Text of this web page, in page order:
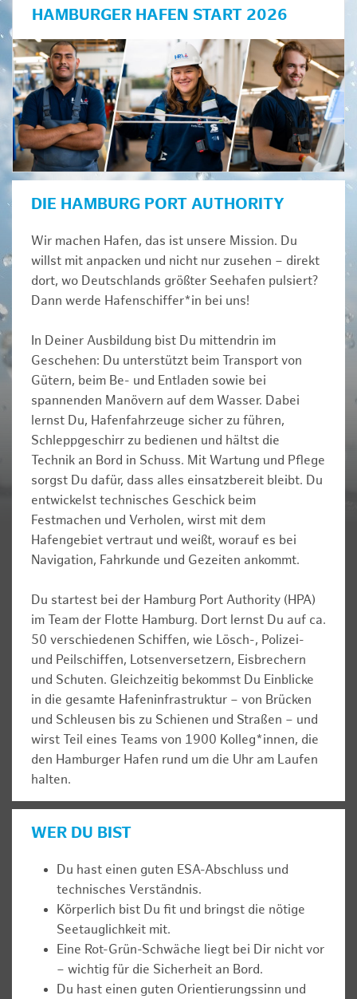
HAMBURGER HAFEN START 2026
DIE HAMBURG PORT AUTHORITY
Wir machen Hafen, das ist unsere Mission. Du
willst mit anpacken und nicht nur zusehen – direkt
dort, wo Deutschlands größter Seehafen pulsiert?
Dann werde Hafenschiffer*in bei uns!
In Deiner Ausbildung bist Du mittendrin im
Geschehen: Du unterstützt beim Transport von
Gütern, beim Be- und Entladen sowie bei
spannenden Manövern auf dem Wasser. Dabei
lernst Du, Hafenfahrzeuge sicher zu führen,
Schleppgeschirr zu bedienen und hältst die
Technik an Bord in Schuss. Mit Wartung und Pflege
sorgst Du dafür, dass alles einsatzbereit bleibt. Du
entwickelst technisches Geschick beim
Festmachen und Verholen, wirst mit dem
Hafengebiet vertraut und weißt, worauf es bei
Navigation, Fahrkunde und Gezeiten ankommt.
Du startest bei der Hamburg Port Authority (HPA)
im Team der Flotte Hamburg. Dort lernst Du auf ca.
50 verschiedenen Schiffen, wie Lösch-, Polizei-
und Peilschiffen, Lotsenversetzern, Eisbrechern
und Schuten. Gleichzeitig bekommst Du Einblicke
in die gesamte Hafeninfrastruktur – von Brücken
und Schleusen bis zu Schienen und Straßen – und
wirst Teil eines Teams von 1900 Kolleg*innen, die
den Hamburger Hafen rund um die Uhr am Laufen
halten.
WER DU BIST
Du hast einen guten ESA-Abschluss und
technisches Verständnis.
Körperlich bist Du fit und bringst die nötige
Seetauglichkeit mit.
Eine Rot-Grün-Schwäche liegt bei Dir nicht vor
– wichtig für die Sicherheit an Bord.
Du hast einen guten Orientierungssinn und